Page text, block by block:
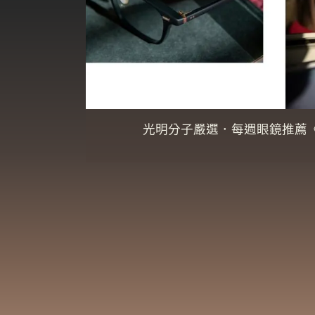
光明分子嚴選．每週眼鏡推薦